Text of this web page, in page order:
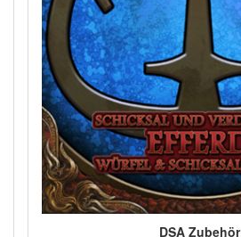
DSA Zubehör